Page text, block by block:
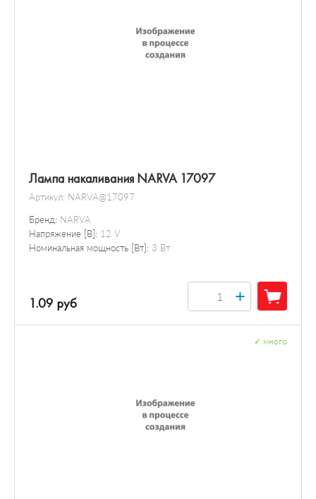
Лампа накаливания NARVA 17097
Артикул: NARVA@17097
Бренд: NARVA
Напряжение [В]: 12 V
Номинальная мощность [Вт]: 3 Вт
1.09 руб +
много